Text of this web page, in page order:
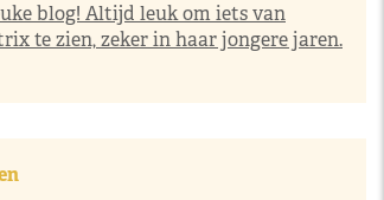
blog! Altijd leuk om iets van
te zien, zeker in haar jongere jaren.